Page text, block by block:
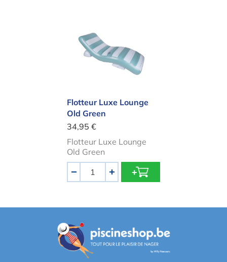
Flotteur Luxe Lounge
Old Green
34,95 €
Flotteur Luxe Lounge
Old Green
Quantité
+